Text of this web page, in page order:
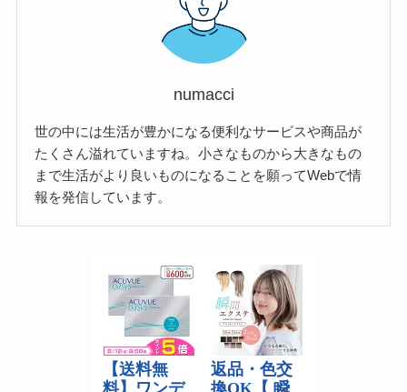
numacci
世の中には生活が豊かになる便利なサービスや商品が
たくさん溢れていますね。小さなものから大きなもの
まで生活がより良いものになることを願ってWebで情
報を発信しています。